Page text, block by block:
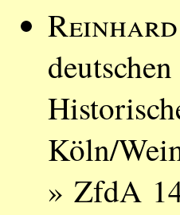
Köln/
» ZfdA